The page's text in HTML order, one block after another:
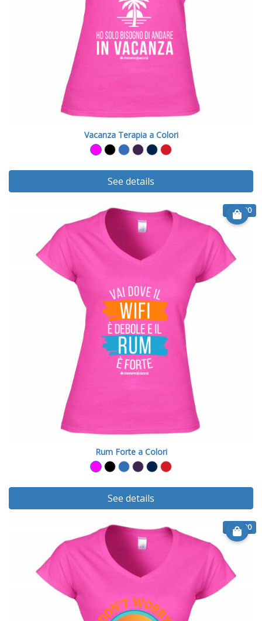
Vacanza Terapia a Colori
See details
€ 20.90
Rum Forte a Colori
See details
€ 20.90